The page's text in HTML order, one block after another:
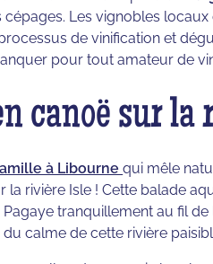
cépages. Les vignobles
de vinification et
pour tout amateur de
canoë sur
à Libournequi mêle
la rivière Isle ! Cette balade
tranquillement au fil
calme de cette rivière